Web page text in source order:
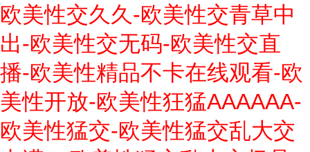
欧美性交久久-欧美性交青草中
出-欧美性交无码-欧美性交直
播-欧美性精品不卡在线观看-欧
美性开放-欧美性狂猛AAAAAA-
欧美性猛交-欧美性猛交乱大交